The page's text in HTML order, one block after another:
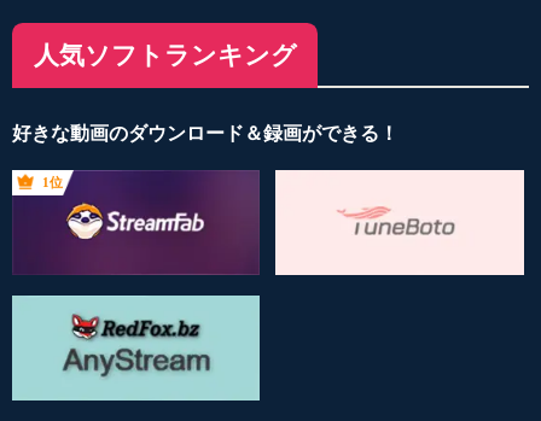
人気ソフトランキング
好きな動画のダウンロード＆録画ができる！
1位